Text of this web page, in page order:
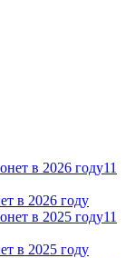
11
в 2026 году
11
в 2025 году